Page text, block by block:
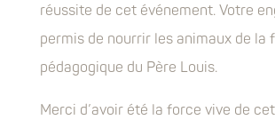
réussite de cet événement. Votre
permis de nourrir les animaux de la
pédagogique du Père Louis.
Merci d’avoir été la force vive de